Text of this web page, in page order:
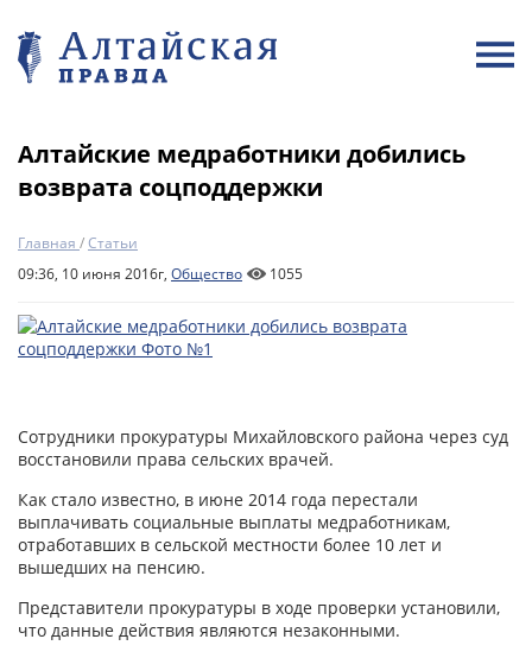
Алтайские медработники добились
возврата соцподдержки
Главная /Статьи
09:36, 10 июня 2016г, Общество 1055
Сотрудники прокуратуры Михайловского района через суд
восстановили права сельских врачей.
Как стало известно, в июне 2014 года перестали
выплачивать социальные выплаты медработникам,
отработавших в сельской местности более 10 лет и
вышедших на пенсию.
Представители прокуратуры в ходе проверки установили,
что данные действия являются незаконными.